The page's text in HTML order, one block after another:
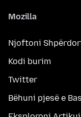
Mozilla
Njoftoni
Kodi burim
Twitter
Bëhuni pjesë e